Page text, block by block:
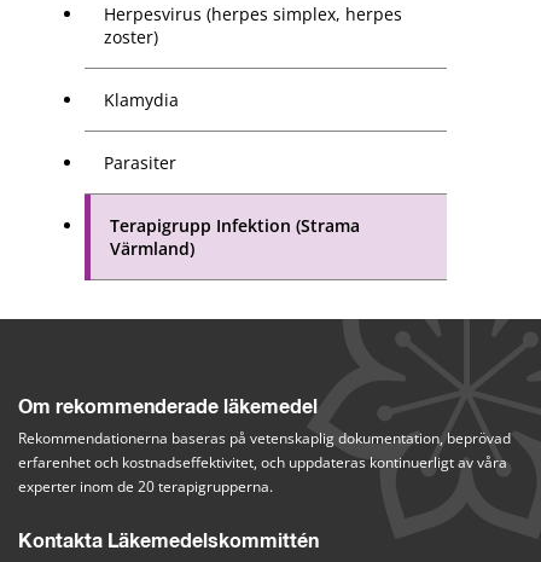
Herpesvirus (herpes simplex, herpes
zoster)
Klamydia
Parasiter
Terapigrupp Infektion (Strama
Värmland)
Om rekommenderade läkemedel
Rekommendationerna baseras på vetenskaplig dokumentation, beprövad
erfarenhet och kostnadseffektivitet, och uppdateras kontinuerligt av våra
experter inom de 20 terapigrupperna.
Kontakta Läkemedelskommittén